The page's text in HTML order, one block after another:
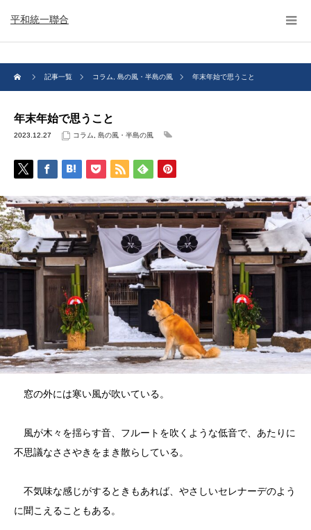
平和統一聯合
記事一覧 コラム 島の風・半島の風 年末年始で思うこと
年末年始で思うこと
2023.12.27 コラム 島の風・半島の風
窓の外には寒い風が吹いている。
風が木々を揺らす音、フルートを吹くような低音で、あたりに
不思議なささやきをまき散らしている。
不気味な感じがするときもあれば、やさしいセレナーデのよう
に聞こえることもある。